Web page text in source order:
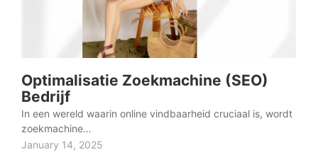
Optimalisatie Zoekmachine (SEO)
Bedrijf
In een wereld waarin online vindbaarheid cruciaal is, wordt
zoekmachine…
January 14, 2025